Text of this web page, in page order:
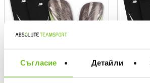
Съгласие Детайли